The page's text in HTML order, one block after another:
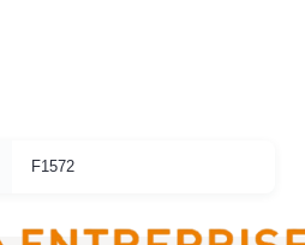
F1572